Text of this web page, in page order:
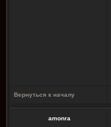
Вернуться к началу
amonra